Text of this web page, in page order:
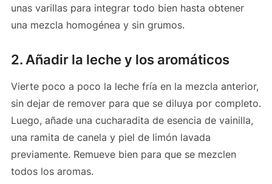
unas varillas para integrar todo bien hasta obtener
una mezcla homogénea y sin grumos.
2. Añadir la leche y los aromáticos
Vierte poco a poco la leche fría en la mezcla anterior,
sin dejar de remover para que se diluya por completo.
Luego, añade una cucharadita de esencia de vainilla,
una ramita de canela y piel de limón lavada
previamente. Remueve bien para que se mezclen
todos los aromas.